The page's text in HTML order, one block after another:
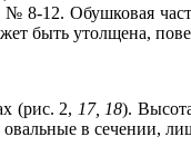
8-12. Обушковая
быть утолщена,
(рис. 2, 17, 18).
в сечении,